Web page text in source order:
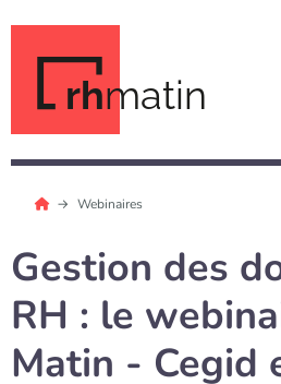
rhmatin
Webinaires
Gestion des
RH : le
Matin - Cegid